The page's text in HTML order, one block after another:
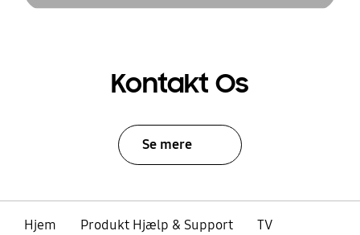
Kontakt Os
Se mere
Hjem Produkt Hjælp & Support
TV